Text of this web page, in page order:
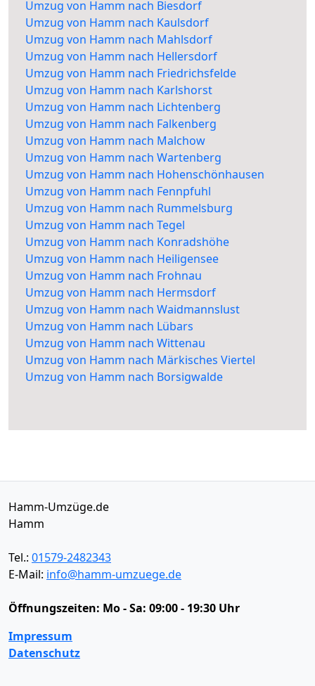
Umzug von Hamm nach Biesdorf
Umzug von Hamm nach Kaulsdorf
Umzug von Hamm nach Mahlsdorf
Umzug von Hamm nach Hellersdorf
Umzug von Hamm nach Friedrichsfelde
Umzug von Hamm nach Karlshorst
Umzug von Hamm nach Lichtenberg
Umzug von Hamm nach Falkenberg
Umzug von Hamm nach Malchow
Umzug von Hamm nach Wartenberg
Umzug von Hamm nach Hohenschönhausen
Umzug von Hamm nach Fennpfuhl
Umzug von Hamm nach Rummelsburg
Umzug von Hamm nach Tegel
Umzug von Hamm nach Konradshöhe
Umzug von Hamm nach Heiligensee
Umzug von Hamm nach Frohnau
Umzug von Hamm nach Hermsdorf
Umzug von Hamm nach Waidmannslust
Umzug von Hamm nach Lübars
Umzug von Hamm nach Wittenau
Umzug von Hamm nach Märkisches Viertel
Umzug von Hamm nach Borsigwalde
Hamm-Umzüge.de
Hamm
Tel.: 01579-2482343
E-Mail: info@hamm-umzuege.de
Öffnungszeiten: Mo - Sa: 09:00 - 19:30 Uhr
Impressum
Datenschutz